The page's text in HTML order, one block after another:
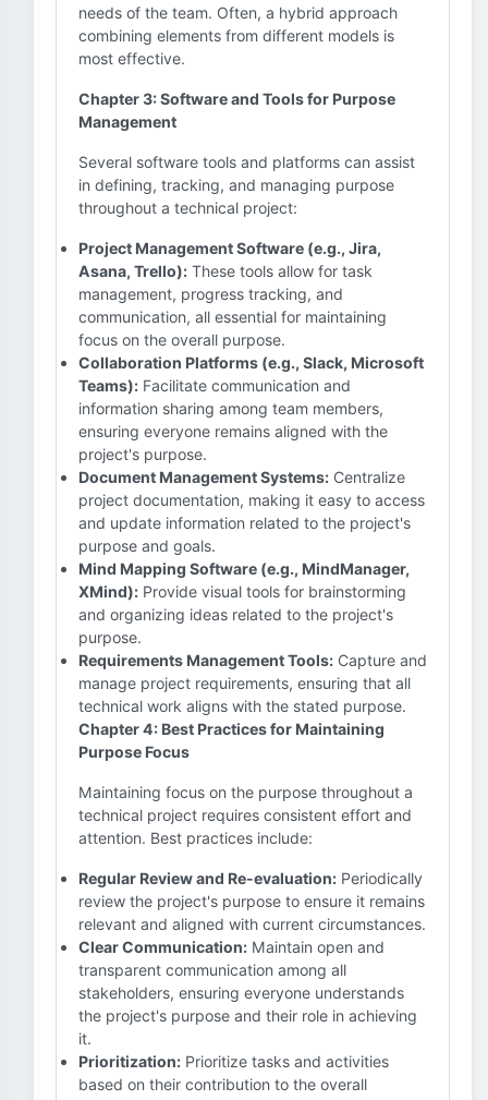
needs of the team. Often, a hybrid approach
combining elements from different models is
most effective.
Chapter 3: Software and Tools for Purpose
Management
Several software tools and platforms can assist
in defining, tracking, and managing purpose
throughout a technical project:
Project Management Software (e.g., Jira,
Asana, Trello): These tools allow for task
management, progress tracking, and
communication, all essential for maintaining
focus on the overall purpose.
Collaboration Platforms (e.g., Slack, Microsoft
Teams): Facilitate communication and
information sharing among team members,
ensuring everyone remains aligned with the
project's purpose.
Document Management Systems: Centralize
project documentation, making it easy to access
and update information related to the project's
purpose and goals.
Mind Mapping Software (e.g., MindManager,
XMind): Provide visual tools for brainstorming
and organizing ideas related to the project's
purpose.
Requirements Management Tools: Capture and
manage project requirements, ensuring that all
technical work aligns with the stated purpose.
Chapter 4: Best Practices for Maintaining
Purpose Focus
Maintaining focus on the purpose throughout a
technical project requires consistent effort and
attention. Best practices include:
Regular Review and Re-evaluation: Periodically
review the project's purpose to ensure it remains
relevant and aligned with current circumstances.
Clear Communication: Maintain open and
transparent communication among all
stakeholders, ensuring everyone understands
the project's purpose and their role in achieving
it.
Prioritization: Prioritize tasks and activities
based on their contribution to the overall